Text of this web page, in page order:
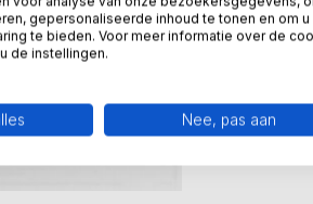
gepersonaliseerde inhoud te tonen en om u
te bieden. Voor meer informatie over de
de instellingen.
Nee, pas aan